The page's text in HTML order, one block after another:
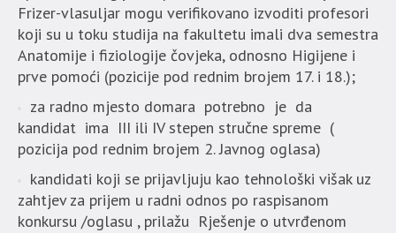
Frizer-vlasuljar mogu verifikovano izvoditi profesori
koji su u toku studija na fakultetu imali dva semestra
Anatomije i fiziologije čovjeka, odnosno Higijene i
prve pomoći (pozicije pod rednim brojem 17. i 18.);
za radno mjesto domara potrebno je da
kandidat ima III ili IV stepen stručne spreme (
pozicija pod rednim brojem 2. Javnog oglasa)
kandidati koji se prijavljuju kao tehnološki višak uz
zahtjev za prijem u radni odnos po raspisanom
konkursu /oglasu , prilažu Rješenje o utvrđenom